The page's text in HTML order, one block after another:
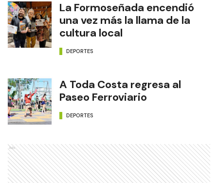
La Formoseñada encendió
una vez más la llama de la
cultura local
DEPORTES
A Toda Costa regresa al
Paseo Ferroviario
DEPORTES
Ads